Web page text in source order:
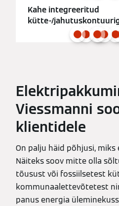
Kahe integreeritud
kütte-/
Viessmanni
klientidele
On palju häid põhjusi,
Näiteks soov mitte olla
tõusust või fossiilsetest
kommunaalettevõtetest
panus energia